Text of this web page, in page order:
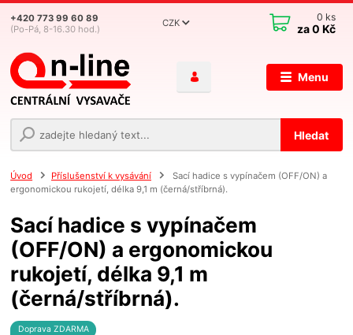
Menu
CZK
Hledat
+420 773 99 60 89
(Po-Pá, 8-16.30 hod.)
0 ks
za0 Kč
Úvod Příslušenství k vysávání
Sací hadice s vypínačem (OFF/ON) a
ergonomickou rukojetí, délka 9,1 m (černá/stříbrná).
Sací hadice s vypínačem
(OFF/ON) a ergonomickou
rukojetí, délka 9,1 m
(černá/stříbrná).
Doprava ZDARMA